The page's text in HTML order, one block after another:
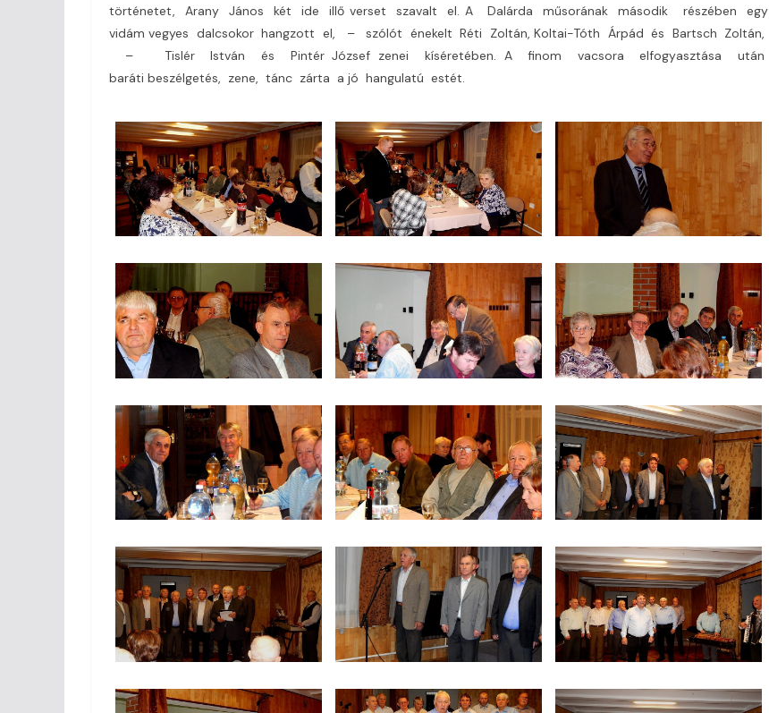
történetet, Arany János két ide illő verset szavalt el. A Dalárda műsorának második részében egy
vidám vegyes dalcsokor hangzott el, – szólót énekelt Réti Zoltán, Koltai-Tóth Árpád és Bartsch Zoltán,
– Tislér István és Pintér József zenei kíséretében. A finom vacsora elfogyasztása után
baráti beszélgetés, zene, tánc zárta a jó hangulatú estét.